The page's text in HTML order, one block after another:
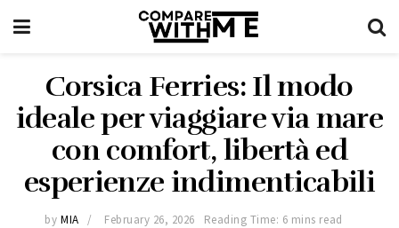
Corsica Ferries: Il modo
ideale per viaggiare via mare
con comfort, libertà ed
esperienze indimenticabili
by MIA February 26, 2026 Reading Time: 6 mins read